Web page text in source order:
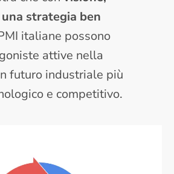
strategia ben
italiane possono
attive nella
futuro industriale più
e competitivo.